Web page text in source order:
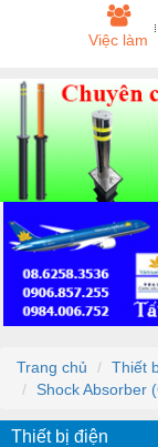
Việc làm
Trang chủ
Thiết
Shock Absorber
Thiết bị điện